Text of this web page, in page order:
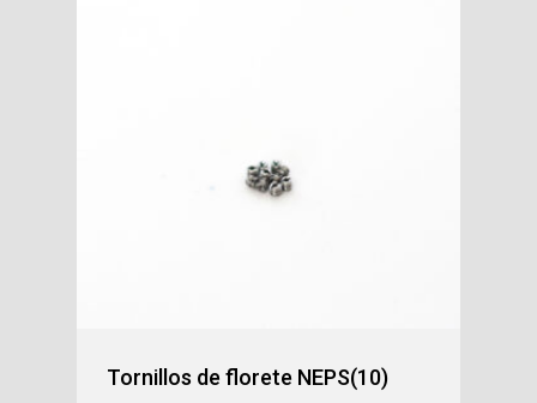
Tornillos de florete NEPS(10)